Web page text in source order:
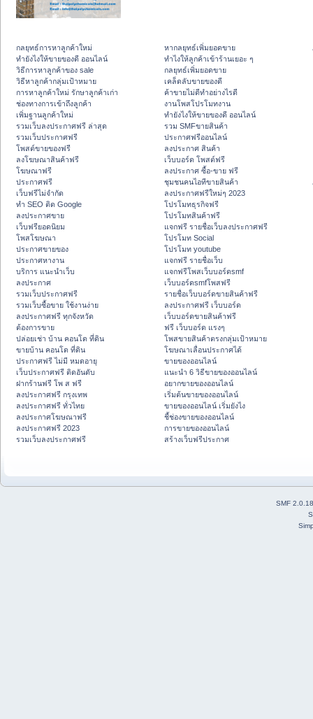
กลยุทธ์การหาลูกค้าใหม่
ทํายังไงให้ขายของดี ออนไลน์
วิธีการหาลูกค้าของ sale
วิธีหาลูกค้ากลุ่มเป้าหมาย
การหาลูกค้าใหม่ รักษาลูกค้าเก่า
ช่องทางการเข้าถึงลูกค้า
เพิ่มฐานลูกค้าใหม่
รวมเว็บลงประกาศฟรี ล่าสุด
รวมเว็บประกาศฟรี
โพสต์ขายของฟรี
ลงโฆษณาสินค้าฟรี
โฆษณาฟรี
ประกาศฟรี
เว็บฟรีไม่จำกัด
ทำ SEO ติด Google
ลงประกาศขาย
เว็บฟรียอดนิยม
โพสโฆษณา
ประกาศขายของ
ประกาศหางาน
บริการ แนะนำเว็บ
ลงประกาศ
รวมเว็บประกาศฟรี
รวมเว็บซื้อขาย ใช้งานง่าย
ลงประกาศฟรี ทุกจังหวัด
ต้องการขาย
ปล่อยเช่า บ้าน คอนโด ที่ดิน
ขายบ้าน คอนโด ที่ดิน
ประกาศฟรี ไม่มี หมดอายุ
เว็บประกาศฟรี ติดอันดับ
ฝากร้านฟรี โพ ส ฟรี
ลงประกาศฟรี กรุงเทพ
ลงประกาศฟรี ทั่วไทย
ลงประกาศโฆษณาฟรี
ลงประกาศฟรี 2023
รวมเว็บลงประกาศฟรี
หากลยุทธ์เพิ่มยอดขาย
ทําไงให้ลูกค้าเข้าร้านเยอะ ๆ
กลยุทธ์เพิ่มยอดขาย
เคล็ดลับขายของดี
ค้าขายไม่ดีทำอย่างไรดี
งานโพสโปรโมทงาน
ทํายังไงให้ขายของดี ออนไลน์
รวม SMFขายสินค้า
ประกาศฟรีออนไลน์
ลงประกาศ สินค้า
เว็บบอร์ด โพสต์ฟรี
ลงประกาศ ซื้อ-ขาย ฟรี
ชุมชนคนไอทีขายสินค้า
ลงประกาศฟรีใหม่ๆ 2023
โปรโมทธุรกิจฟรี
โปรโมทสินค้าฟรี
แจกฟรี รายชื่อเว็บลงประกาศฟรี
โปรโมท Social
โปรโมท youtube
แจกฟรี รายชื่อเว็บ
แจกฟรีโพสเว็บบอร์ดsmf
เว็บบอร์ดsmfโพสฟรี
รายชื่อเว็บบอร์ดขายสินค้าฟรี
ลงประกาศฟรี เว็บบอร์ด
เว็บบอร์ดขายสินค้าฟรี
ฟรี เว็บบอร์ด แรงๆ
โพสขายสินค้าตรงกลุ่มเป้าหมาย
โฆษณาเลื่อนประกาศได้
ขายของออนไลน์
แนะนำ 6 วิธีขายของออนไลน์
อยากขายของออนไลน์
เริ่มต้นขายของออนไลน์
ขายของออนไลน์ เริ่มยังไง
ชี้ช่องขายของออนไลน์
การขายของออนไลน์
สร้างเว็บฟรีประกาศ
SMF 2.0.18